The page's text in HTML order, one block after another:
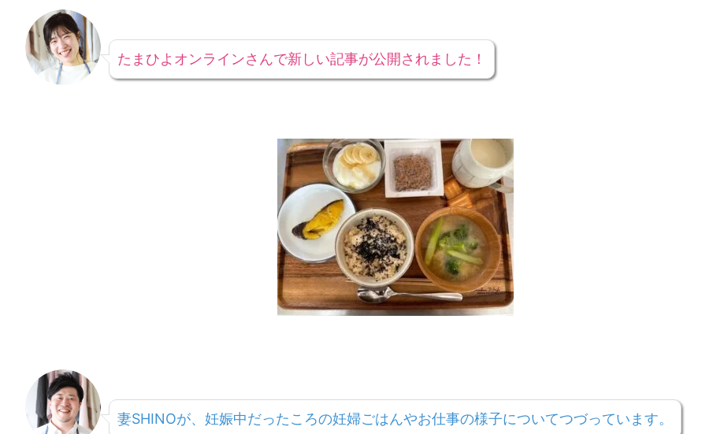
たまひよオンラインさんで新しい記事が公開されました！
妻SHINOが、妊娠中だったころの妊婦ごはんやお仕事の様子についてつづっています。